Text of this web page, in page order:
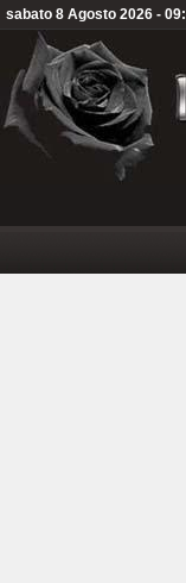
sabato 8 Agosto 2026 -